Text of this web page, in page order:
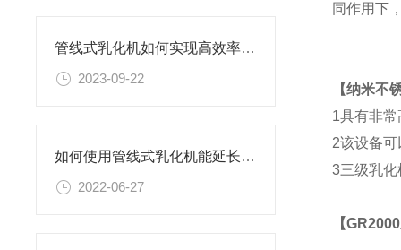
管线式乳化机如何实现高效率和稳定性的生产过程？
2023-09-22
如何使用管线式乳化机能延长其使用寿命？
2022-06-27
同作用下
【纳米不
1具有非
2该设备
3三级乳
【GR